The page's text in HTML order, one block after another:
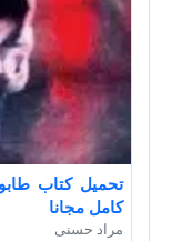
كامل مجانا
مراد حسنى